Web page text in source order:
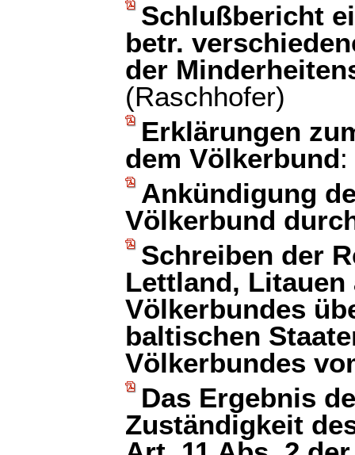
Schlußbericht
betr.
der
(Raschhofer)
Erklärungen
dem Völkerbund:
Ankündigung
Völkerbund
Schreiben der
Lettland, Litauen
Völkerbundes
baltischen
Völkerbundes
Das Ergebnis
Zuständigkeit